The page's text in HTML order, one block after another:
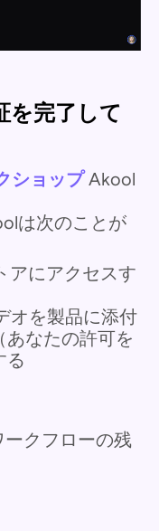
を完了して
ショップAkool
は次のことが
アにアクセスす
オを製品に添付
あなたの許可を
る
ークフローの残